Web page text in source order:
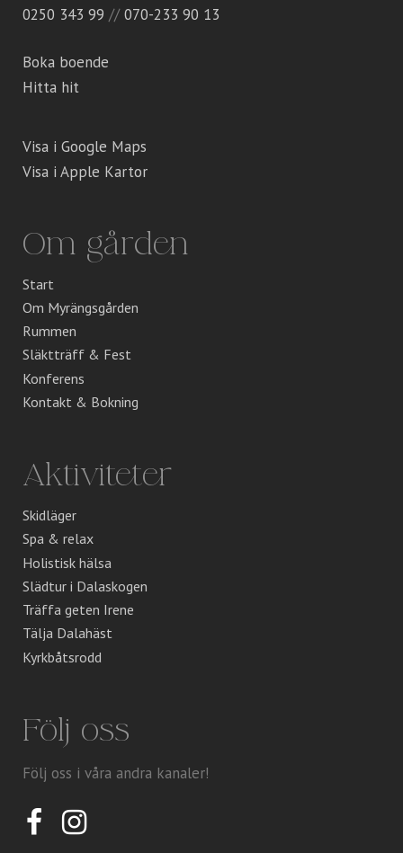
0250 343 99 //070-233 90 13
Boka boende
Hitta hit
Visa i Google Maps
Visa i Apple Kartor
Om gården
Start
Om Myrängsgården
Rummen
Släktträff & Fest
Konferens
Kontakt & Bokning
Aktiviteter
Skidläger
Spa & relax
Holistisk hälsa
Slädtur i Dalaskogen
Träffa geten Irene
Tälja Dalahäst
Kyrkbåtsrodd
Följ oss
Följ oss i våra andra kanaler!